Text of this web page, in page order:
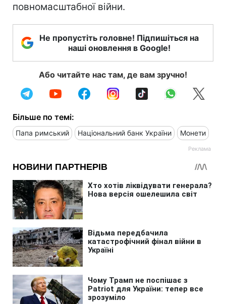
повномасштабної війни.
Не пропустіть головне! Підпишіться на
наші оновлення в Google!
Або читайте нас там, де вам зручно!
Більше по темі:
Папа римський Національний банк України Монети